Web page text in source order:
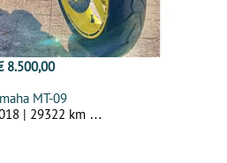
8.500,00
MT-09
| 29322 km